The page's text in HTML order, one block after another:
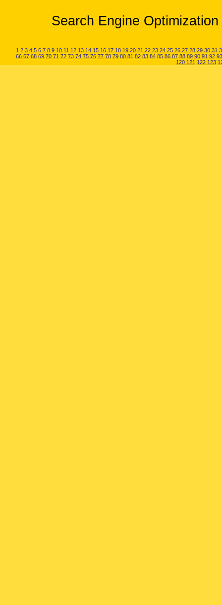
Search Engine
1 2 3 4 5 6 7 8 9 10 11 12 13 14 15 16 17 18 19 20 21 22 23 24 25 26 27 28 29 30 31
66 67 68 69 70 71 72 73 74 75 76 77 78 79 80 81 82 83 84 85 86 87 88 89 90 91 92 93
120 121 122 123